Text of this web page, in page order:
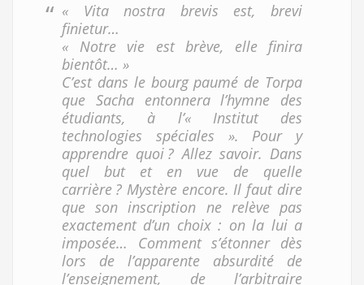
« Vita nostra brevis est, brevi
finietur…
« Notre vie est brève, elle finira
bientôt… »
C’est dans le bourg paumé de Torpa
que Sacha entonnera l’hymne des
étudiants, à l’« Institut des
technologies spéciales ». Pour y
apprendre quoi ? Allez savoir. Dans
quel but et en vue de quelle
carrière ? Mystère encore. Il faut dire
que son inscription ne relève pas
exactement d’un choix : on la lui a
imposée… Comment s’étonner dès
lors de l’apparente absurdité de
l’enseignement, de l’arbitraire